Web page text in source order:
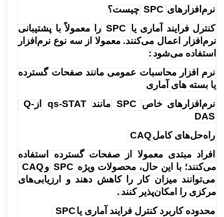
نرم‌افزارهای SPC چیست؟
کنترل فرایند آماری یا SPC را معمولاً با پشتیبانی
نرم‌افزار اعمال می‌کنند. معمولا از سه نوع نرم‌افزار
استفاده می‌شود :
نرم افزار محاسبات عمومی مانند صفحات گسترده
یا بسته های آماری
نرم‌افزارهای خاص
SPC مانند qs-STAT از Q-
DAS
راه‌حل‌های کاملCAQ
افراد مبتدی معمولا از صفحات گسترده استفاده
می‌کنند؛ با این حال، محصولات ویژه SPC وCAQ
می‌توانند میزان کار را کاهش دهند و ارزیابی‌های
مرکزی را امکان‌پذیر کنند .
محدوده کاربرد کنترل فرایند آماری یاSPC